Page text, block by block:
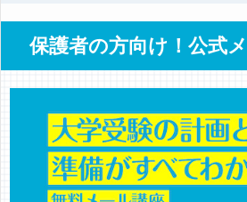
保護者の方向け！公式